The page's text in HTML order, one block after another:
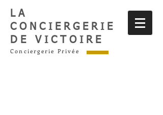
LA
CONCIERGERIE
DE VICTOIRE
Conciergerie Privée